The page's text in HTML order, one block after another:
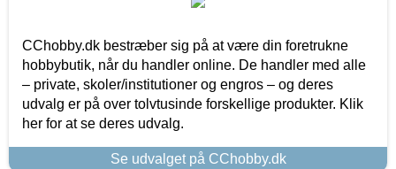
CChobby.dk bestræber sig på at være din foretrukne
hobbybutik, når du handler online. De handler med alle
– private, skoler/institutioner og engros – og deres
udvalg er på over tolvtusinde forskellige produkter. Klik
her for at se deres udvalg.
Se udvalget på CChobby.dk